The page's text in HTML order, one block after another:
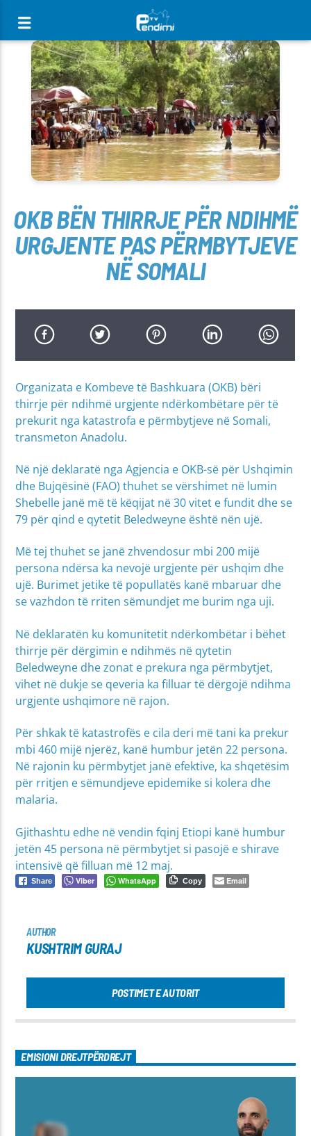
[There are no radio stations in the database]
OKB BËN THIRRJE PËR NDIHMË
URGJENTE PAS PËRMBYTJEVE
NË SOMALI
Organizata e Kombeve të Bashkuara (OKB) bëri
thirrje për ndihmë urgjente ndërkombëtare për të
prekurit nga katastrofa e përmbytjeve në Somali,
transmeton Anadolu.
Në një deklaratë nga Agjencia e OKB-së për Ushqimin
dhe Bujqësinë (FAO) thuhet se vërshimet në lumin
Shebelle janë më të këqijat në 30 vitet e fundit dhe se
79 për qind e qytetit Beledweyne është nën ujë.
Më tej thuhet se janë zhvendosur mbi 200 mijë
persona ndërsa ka nevojë urgjente për ushqim dhe
ujë. Burimet jetike të popullatës kanë mbaruar dhe
se vazhdon të rriten sëmundjet me burim nga uji.
Në deklaratën ku komunitetit ndërkombëtar i bëhet
thirrje për dërgimin e ndihmës në qytetin
Beledweyne dhe zonat e prekura nga përmbytjet,
vihet në dukje se qeveria ka filluar të dërgojë ndihma
urgjente ushqimore në rajon.
Për shkak të katastrofës e cila deri më tani ka prekur
mbi 460 mijë njerëz, kanë humbur jetën 22 persona.
Në rajonin ku përmbytjet janë efektive, ka shqetësim
për rritjen e sëmundjeve epidemike si kolera dhe
malaria.
Gjithashtu edhe në vendin fqinj Etiopi kanë humbur
jetën 45 persona në përmbytjet si pasojë e shirave
intensivë që filluan më 12 maj.
Share Viber WhatsApp Copy Email
AUTHOR
KUSHTRIM GURAJ
POSTIMET E AUTORIT
EMISIONI DREJTPËRDREJT